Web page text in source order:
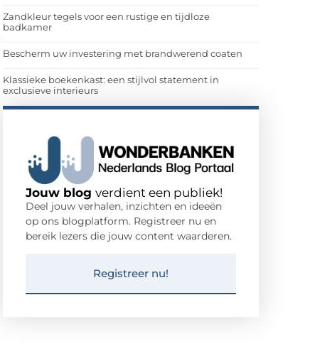
Zandkleur tegels voor een rustige en tijdloze
badkamer
Bescherm uw investering met brandwerend coaten
Klassieke boekenkast: een stijlvol statement in
exclusieve interieurs
Jouw blog verdient een publiek!
Deel jouw verhalen, inzichten en ideeën
op ons blogplatform. Registreer nu en
bereik lezers die jouw content waarderen.
Registreer nu!